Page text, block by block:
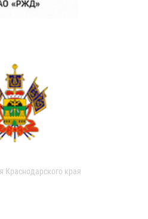
Краснодарского края